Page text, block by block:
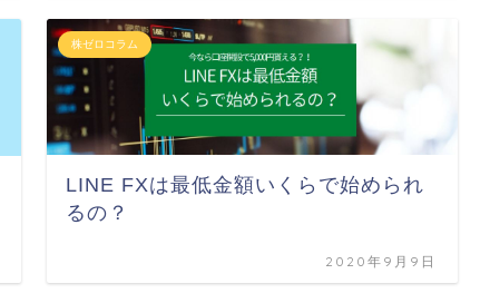
株ゼロコラム
LINE FXは最低金額いくらで始められ
るの？
2020年9月9日